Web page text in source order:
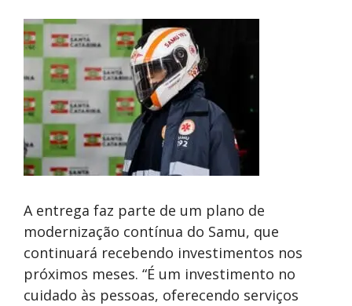
A entrega faz parte de um plano de
modernização contínua do Samu, que
continuará recebendo investimentos nos
próximos meses. “É um investimento no
cuidado às pessoas, oferecendo serviços